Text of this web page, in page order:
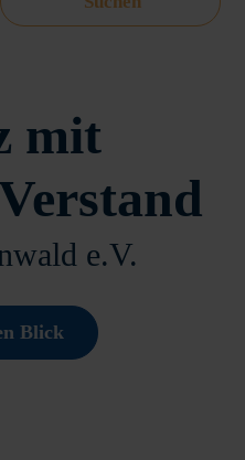
mit
e.V.
Blick